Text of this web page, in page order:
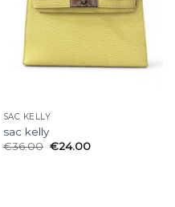
SAC KELLY
sac kelly
€36.00 €24.00